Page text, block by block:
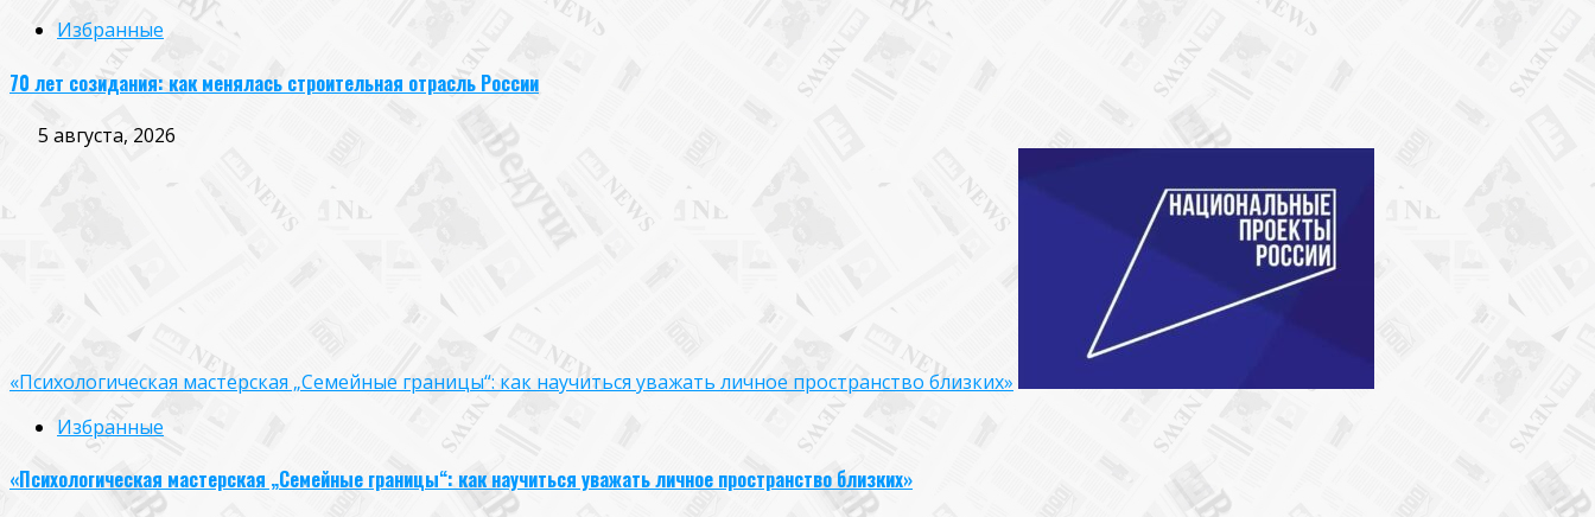
Избранные
70 лет созидания: как менялась строительная отрасль России
5 августа, 2026
«Психологическая мастерская „Семейные границы“: как научиться уважать личное пространство близких»
Избранные
«Психологическая мастерская „Семейные границы“: как научиться уважать личное пространство близких»